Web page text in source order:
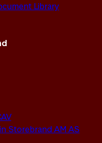
Library
Storebrand AM AS